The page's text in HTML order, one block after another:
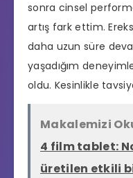
sonra cinsel
artış fark ettim.
daha uzun süre
yaşadığım
oldu. Kesinlikle
Makalemizi
4 film tablet:
üretilen etkili